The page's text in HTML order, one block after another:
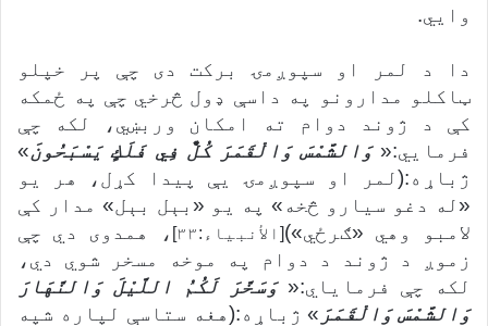
وایي.
دا د لمر او سپوږمۍ برکت دی چې پر خپلو
ټاکلو مدارونو په داسې ډول څرخي چې په ځمکه
کې د ژوند دوام ته امکان وربښي، لکه چې
فرمایي:« وَالشَّمْسَ وَالْقَمَرَ كُلٌّ فِي فَلَكٍ يَسْبَحُونَ»
ژباړه:(لمر او سپوږمۍ یې پیدا کړل، هر یو
«له دغو سیارو څخه» په یو «بېل بېل» مدار کې
لامبو وهي «ګرځي»)[الأنبیاء:۳۳]
، همدوی دي چې
زموږ د ژوند د دوام په موخه مسخر شوي دي،
لکه چې فرماياي:« وَسَخَّرَ لَكُمُ اللَّيْلَ وَالنَّهَارَ
وَالشَّمْسَ وَالْقَمَرَ » ژباړه:(هغه ستاسې لپاره شپه